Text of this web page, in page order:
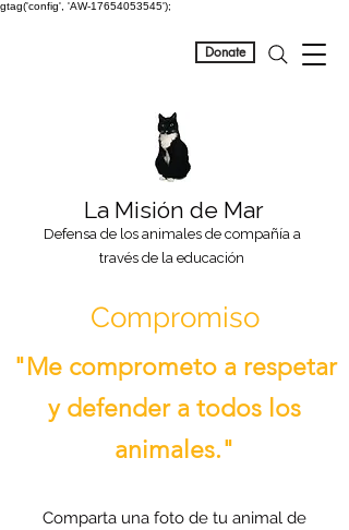
gtag('config', 'AW-17654053545');
Donate
La Misión de Mar
Defensa de los animales de compañía a
través de la educación
Compromiso
"Me comprometo a respetar
y defender a todos los
animales."
Comparta una foto de tu animal de